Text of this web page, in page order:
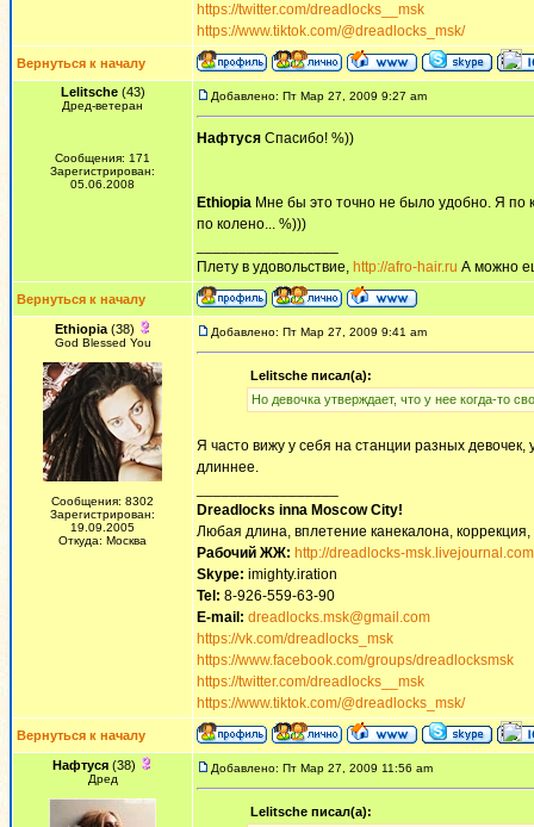
https://twitter.com/dreadlocks__msk
https://www.tiktok.com/@dreadlocks_msk/
Вернуться к началу
Lelitsche(43)
Дред-ветеран
Сообщения: 171
Зарегистрирован:
05.06.2008
Добавлено: Пт Мар 27, 2009 9:27 am
Нафтуся Спасибо! %))
Ethiopia Мне бы это точно не было удобно. Я по
по колено... %)))
Плету в удовольствие, http://afro-hair.ru А можно
Вернуться к началу
Ethiopia(38)
God Blessed You
Сообщения: 8302
Зарегистрирован:
19.09.2005
Откуда: Москва
Добавлено: Пт Мар 27, 2009 9:41 am
Lelitsche писал(а):
Но девочка утверждает, что у нее когда-то
Я часто вижу у себя на станции разных
длиннее.
Dreadlocks inna Moscow Сity!
Любая длина, вплетение канекалона,
Рабочий ЖЖ: http://dreadlocks-
Skype: imighty.iration
Tel: 8-926-559-63-90
E-mail: dreadlocks.msk@gmail.com
https://vk.com/dreadlocks_msk
https://www.facebook.com/groups/dreadlocksmsk
https://twitter.com/dreadlocks__msk
https://www.tiktok.com/@dreadlocks_msk/
Вернуться к началу
Нафтуся (38)
Дред
Добавлено: Пт Мар 27, 2009 11:56 am
Lelitsche писал(а):